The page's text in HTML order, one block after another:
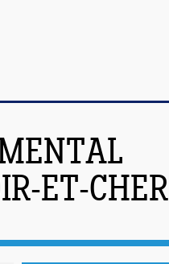
ET-CHER